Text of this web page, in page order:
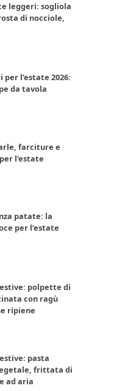
leggeri: sogliola
di nocciole,
l’estate 2026:
da tavola
farciture e
l’estate
patate: la
per l’estate
polpette di
con ragù
ripiene
pasta
frittata di
ad aria